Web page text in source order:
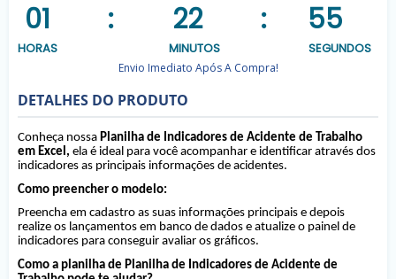
01 : 22 : 55
HORAS MINUTOS SEGUNDOS
Envio Imediato Após A Compra!
DETALHES DO PRODUTO
Conheça nossa Planilha de Indicadores de Acidente de Trabalho
em Excel, ela é ideal para você acompanhar e identificar através dos
indicadores as principais informações de acidentes.
Como preencher o modelo:
Preencha em cadastro as suas informações principais e depois
realize os lançamentos em banco de dados e atualize o painel de
indicadores para conseguir avaliar os gráficos.
Como a planilha de Planilha de Indicadores de Acidente de